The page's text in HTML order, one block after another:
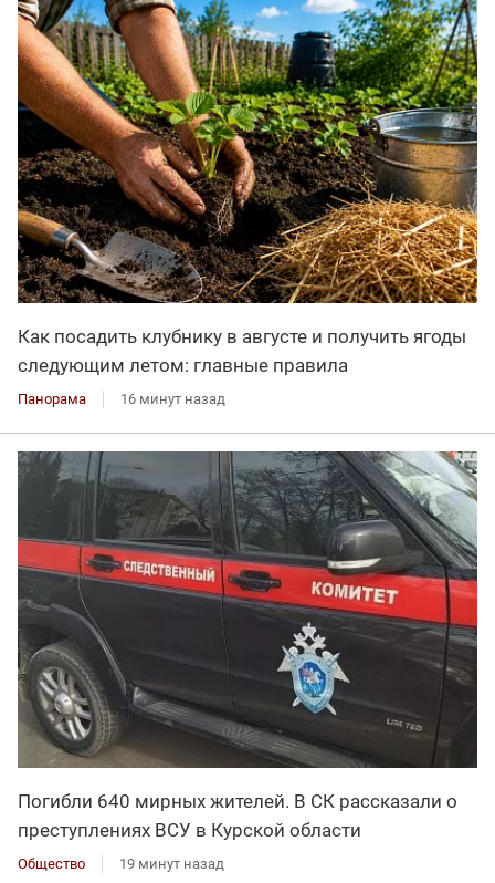
Как посадить клубнику в августе и получить ягоды
следующим летом: главные правила
Панорама 16 минут назад
Погибли 640 мирных жителей. В СК рассказали о
преступлениях ВСУ в Курской области
Общество 19 минут назад